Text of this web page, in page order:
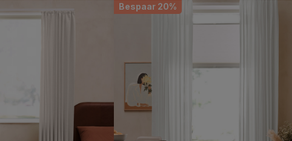
Bespaar 20%